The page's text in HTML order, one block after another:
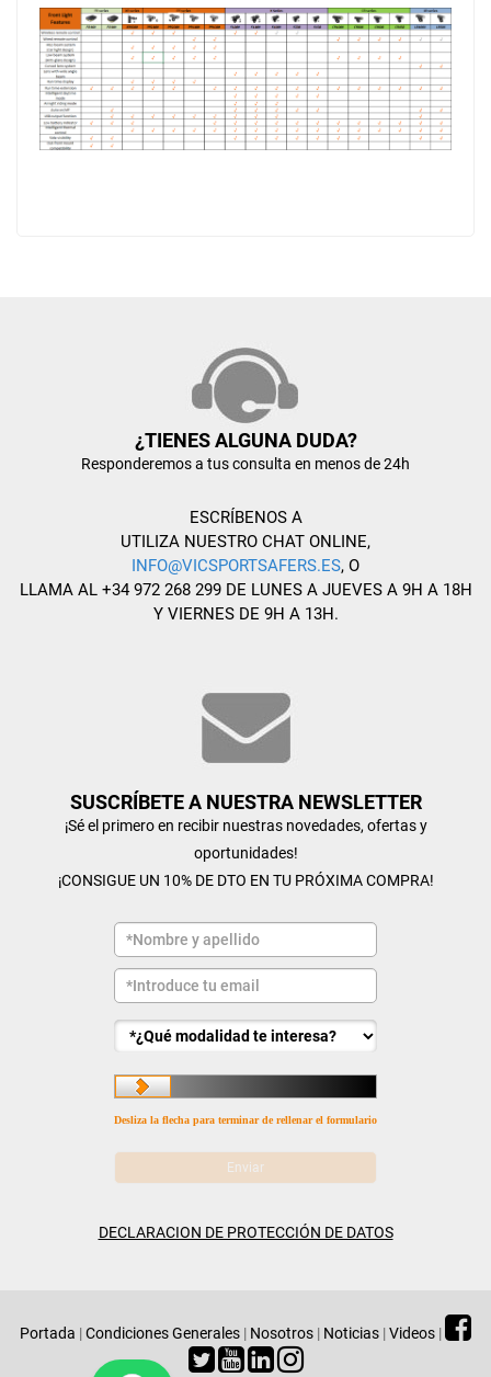
¿TIENES ALGUNA DUDA?
Responderemos a tus consulta en menos de 24h
ESCRÍBENOS A
UTILIZA NUESTRO CHAT ONLINE,
INFO@VICSPORTSAFERS.ES, O
LLAMA AL +34 972 268 299 DE LUNES A JUEVES A 9H A 18H
Y VIERNES DE 9H A 13H.
SUSCRÍBETE A NUESTRA NEWSLETTER
¡Sé el primero en recibir nuestras novedades, ofertas y
oportunidades!
¡CONSIGUE UN 10% DE DTO EN TU PRÓXIMA COMPRA!
Desliza la flecha para terminar de rellenar el formulario
DECLARACION DE PROTECCIÓN DE DATOS
Portada |Condiciones Generales | Nosotros | Noticias |Videos |